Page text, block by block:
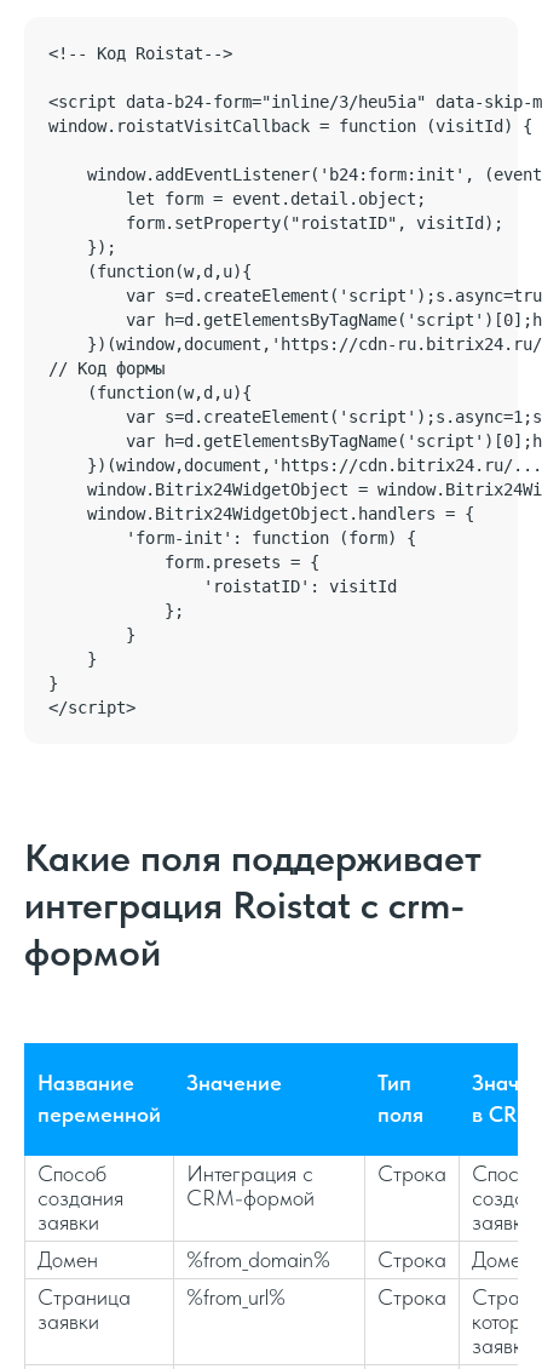
<!-- Код Roistat-->
<script data-b24-form="inline/3/heu5ia" data-skip-
window.roistatVisitCallback = function (visitId) {
window.addEventListener('b24:form:init',
        let form = event.detail.object;
        form.setProperty("roistatID", visitId);
    });
    (function(w,d,u){
var
var
})(window,document,'https://cdn-
// Код формы
    (function(w,d,u){
var
var
})(window,document,'https://cdn.bitrix24.ru/
window.Bitrix24WidgetObject =
    window.Bitrix24WidgetObject.handlers = {
        'form-init': function (form) {
            form.presets = {
                'roistatID': visitId
            };
        }
    }
}
</script>
Какие поля поддерживает
интеграция Roistat с crm-
формой
Название
переменной
Значение
Тип
поля
в CRM
Способ
создания
заявки
Интеграция с
CRM-формой
Строка
Способ
заявки
Домен
%from_domain% Строка
Домен
Страница
заявки
%from_url% Строка
заявка